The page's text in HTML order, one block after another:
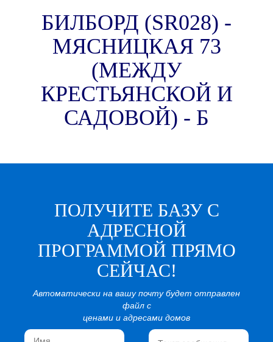
БИЛБОРД (SR028) -
МЯСНИЦКАЯ 73
(МЕЖДУ
КРЕСТЬЯНСКОЙ И
САДОВОЙ) - Б
ПОЛУЧИТЕ БАЗУ С
АДРЕСНОЙ
ПРОГРАММОЙ ПРЯМО
СЕЙЧАС!
Автоматически на вашу почту будет отправлен
файл с
ценами и адресами домов